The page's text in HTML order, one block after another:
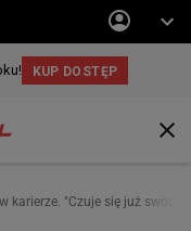
karierze. "Czuje się już